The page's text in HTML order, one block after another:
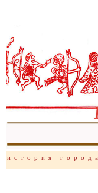
история города